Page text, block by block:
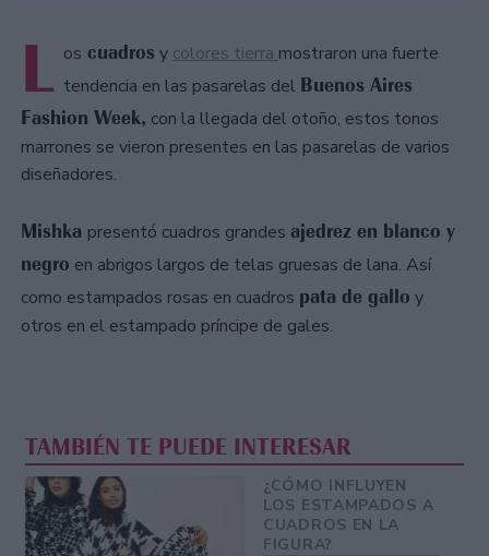
L os cuadros y colores tierra mostraron una fuerte
tendencia en las pasarelas del Buenos Aires
Fashion Week, con la llegada del otoño, estos tonos
marrones se vieron presentes en las pasarelas de varios
diseñadores.
Mishka presentó cuadros grandes ajedrez en blanco y
negro en abrigos largos de telas gruesas de lana. Así
como estampados rosas en cuadros pata de gallo y
otros en el estampado príncipe de gales.
TAMBIÉN TE PUEDE INTERESAR
¿CÓMO INFLUYEN
LOS ESTAMPADOS A
CUADROS EN LA
FIGURA?